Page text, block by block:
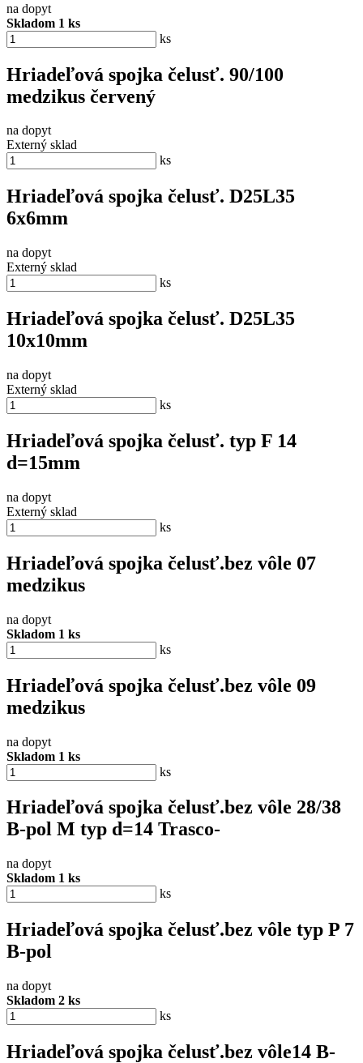
na dopyt
Skladom 1 ks
ks
Hriadeľová spojka čelusť. 90/100
medzikus červený
na dopyt
Externý sklad
ks
Hriadeľová spojka čelusť. D25L35
6x6mm
na dopyt
Externý sklad
ks
Hriadeľová spojka čelusť. D25L35
10x10mm
na dopyt
Externý sklad
ks
Hriadeľová spojka čelusť. typ F 14
d=15mm
na dopyt
Externý sklad
ks
Hriadeľová spojka čelusť.bez vôle 07
medzikus
na dopyt
Skladom 1 ks
ks
Hriadeľová spojka čelusť.bez vôle 09
medzikus
na dopyt
Skladom 1 ks
ks
Hriadeľová spojka čelusť.bez vôle 28/38
B-pol M typ d=14 Trasco-
na dopyt
Skladom 1 ks
ks
Hriadeľová spojka čelusť.bez vôle typ P 7
B-pol
na dopyt
Skladom 2 ks
ks
Hriadeľová spojka čelusť.bez vôle14 B-